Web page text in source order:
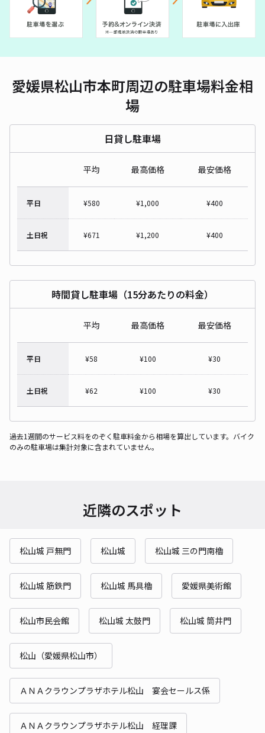
愛媛県松山市本町周辺の駐車場料金相
場
日貸し駐車場
平均 最高価格 最安価格
平日 ¥580 ¥1,000 ¥400
土日祝 ¥671 ¥1,200 ¥400
時間貸し駐車場（15分あたりの料金）
平均 最高価格 最安価格
平日 ¥58 ¥100 ¥30
土日祝 ¥62 ¥100 ¥30
過去1週間のサービス料をのぞく駐車料金から相場を算出しています。バイク
のみの駐車場は集計対象に含まれていません。
近隣のスポット
松山城 戸無門 松山城 松山城 三の門南櫓
松山城 筋鉄門 松山城 馬具櫓 愛媛県美術館
松山市民会館 松山城 太鼓門 松山城 筒井門
松山（愛媛県松山市）
ＡＮＡクラウンプラザホテル松山 宴会セールス係
ＡＮＡクラウンプラザホテル松山 経理課